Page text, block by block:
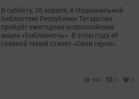
В субботу, 26 апреля, в Национальной
библиотеке Республики Татарстан
пройдёт ежегодная всероссийская
акция «Библионочь». В этом году её
главной темой станет «Свои герои».
593 0 0